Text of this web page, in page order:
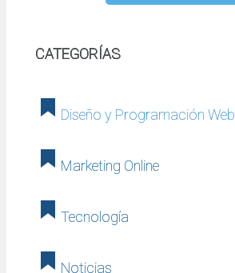
CATEGORÍAS
Diseño y Programación Web
Marketing Online
Tecnología
Noticias